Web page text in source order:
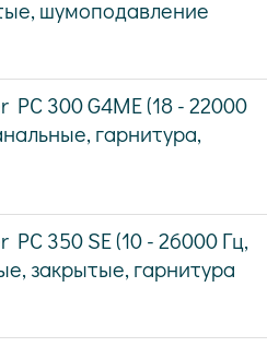
шумоподавление
300 G4ME (18 - 22000
гарнитура,
350 SE (10 - 26000 Гц,
закрытые, гарнитура